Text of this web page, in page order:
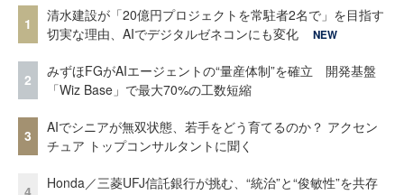
1
清水建設が「20億円プロジェクトを常駐者2名で」を目指す
切実な理由、AIでデジタルゼネコンにも変化
NEW
2
みずほFGがAIエージェントの“量産体制”を確立 開発基盤
「Wiz Base」で最大70%の工数短縮
3
AIでシニアが無双状態、若手をどう育てるのか？ アクセン
チュア トップコンサルタントに聞く
Honda／三菱UFJ信託銀行が挑む、“統治”と“俊敏性”を共存